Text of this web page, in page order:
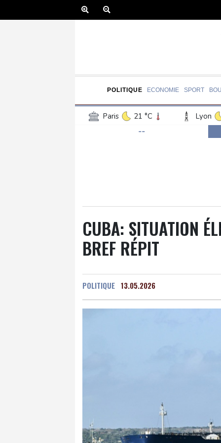
POLITIQUE ECONOMIE SPORT
Paris 21 °C Lyon
Luxembourg
--
CUBA: SITUATION
BREF RÉPIT
POLITIQUE 13.05.2026